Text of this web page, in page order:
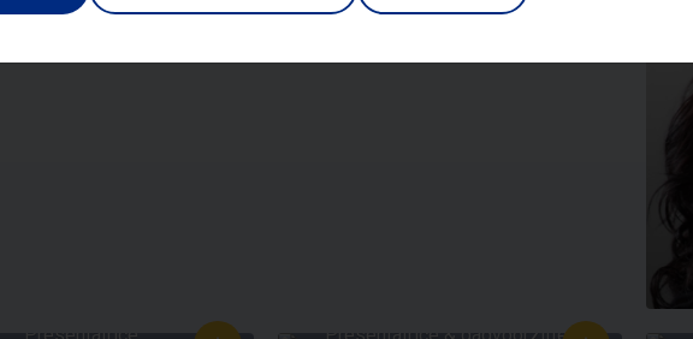
TRUBENDORFFER